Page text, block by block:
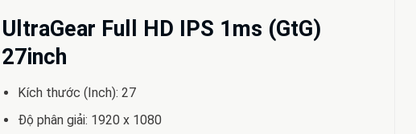
là:
5.790.000 VND.
tại
là:
UltraGear Full HD IPS 1ms (GtG)
27inch
Kích thước (Inch): 27
Độ phân giải: 1920 x 1080